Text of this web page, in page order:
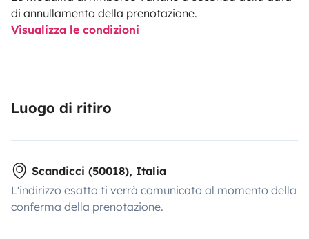
di annullamento della prenotazione.
Visualizza le condizioni
Luogo di ritiro
Scandicci (50018), Italia
L'indirizzo esatto ti verrà comunicato al momento della
conferma della prenotazione.